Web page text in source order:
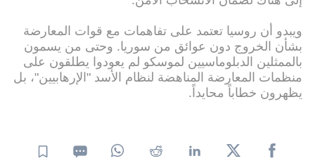
ويبدو أن روسيا تعتمد على تفاهمات مع قوات المعارضة
بشأن الخروج دون عوائق من سوريا. وحتى من يسمون
بالممثلين الدبلوماسيين لموسكو لم يعودوا يطلقون على
منظمات المعارضة المناهضة لنظام الأسد "الإرهابيين"، بل
يظهرون خطاباً محايداً.